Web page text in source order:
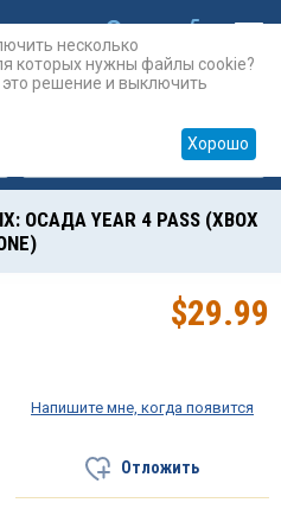
Prepaid
ОСАДА YEAR 4 PASS (XBOX
$29.99
Напишите мне, когда появится
Отложить
несколько
которых нужны файлы cookie?
решение и выключить
Хорошо